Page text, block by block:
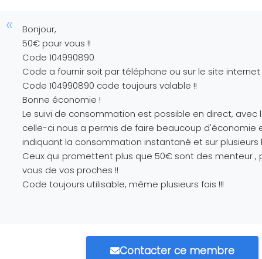
Bonjour,
50€ pour vous !!
Code 104990890
Code a fournir soit par téléphone ou sur le site internet
Code 104990890 code toujours valable !!
Bonne économie !
Le suivi de consommation est possible en direct, avec
celle-ci nous a permis de faire beaucoup d'économie
indiquant la consommation instantané et sur plusieurs
Ceux qui promettent plus que 50€ sont des menteur ,
vous de vos proches !!
Code toujours utilisable, même plusieurs fois !!!
Contacter ce membre